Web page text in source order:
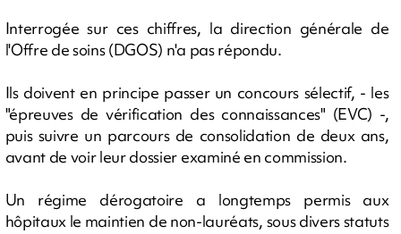
Interrogée sur ces chiffres, la direction générale de
l'Offre de soins (DGOS) n'a pas répondu.
Ils doivent en principe passer un concours sélectif, - les
"épreuves de vérification des connaissances" (EVC) -,
puis suivre un parcours de consolidation de deux ans,
avant de voir leur dossier examiné en commission.
Un régime dérogatoire a longtemps permis aux
hôpitaux le maintien de non-lauréats, sous divers statuts